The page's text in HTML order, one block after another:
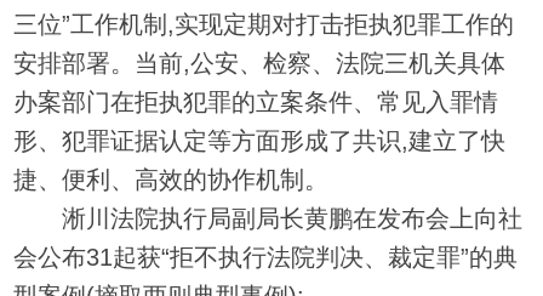
三位”工作机制,实现定期对打击拒执犯罪工作的
安排部署。当前,公安、检察、法院三机关具体
办案部门在拒执犯罪的立案条件、常见入罪情
形、犯罪证据认定等方面形成了共识,建立了快
捷、便利、高效的协作机制。
淅川法院执行局副局长黄鹏在发布会上向社
会公布31起获“拒不执行法院判决、裁定罪”的典